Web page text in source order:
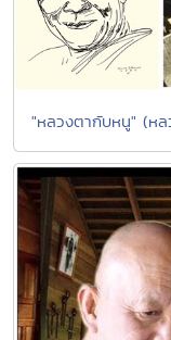
"หลวงตากับหนู" (ห